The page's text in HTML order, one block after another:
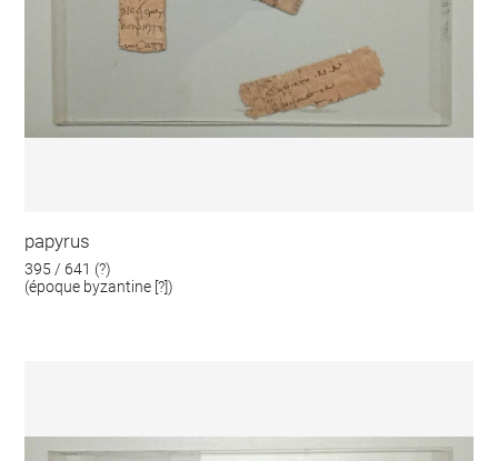
papyrus
395 / 641 (?)
(époque byzantine [?])